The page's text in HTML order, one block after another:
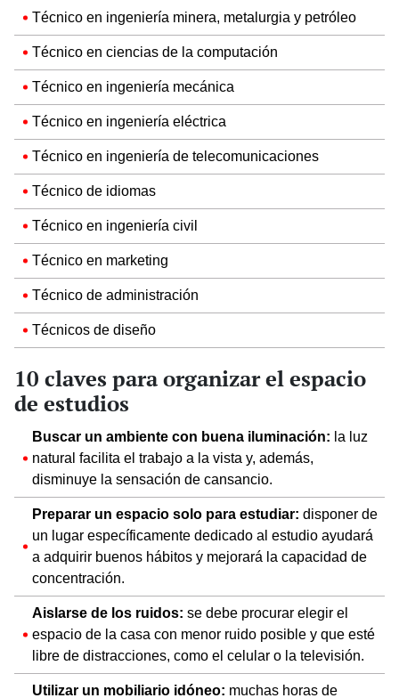
Técnico en ingeniería minera, metalurgia y petróleo
Técnico en ciencias de la computación
Técnico en ingeniería mecánica
Técnico en ingeniería eléctrica
Técnico en ingeniería de telecomunicaciones
Técnico de idiomas
Técnico en ingeniería civil
Técnico en marketing
Técnico de administración
Técnicos de diseño
10 claves para organizar el espacio
de estudios
Buscar un ambiente con buena iluminación: la luz
natural facilita el trabajo a la vista y, además,
disminuye la sensación de cansancio.
Preparar un espacio solo para estudiar: disponer de
un lugar específicamente dedicado al estudio ayudará
a adquirir buenos hábitos y mejorará la capacidad de
concentración.
Aislarse de los ruidos: se debe procurar elegir el
espacio de la casa con menor ruido posible y que esté
libre de distracciones, como el celular o la televisión.
Utilizar un mobiliario idóneo: muchas horas de